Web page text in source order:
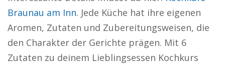
Braunau am Inn. Jede Küche hat ihre eigenen
Aromen, Zutaten und Zubereitungsweisen, die
den Charakter der Gerichte prägen. Mit 6
Zutaten zu deinem Lieblingsessen Kochkurs